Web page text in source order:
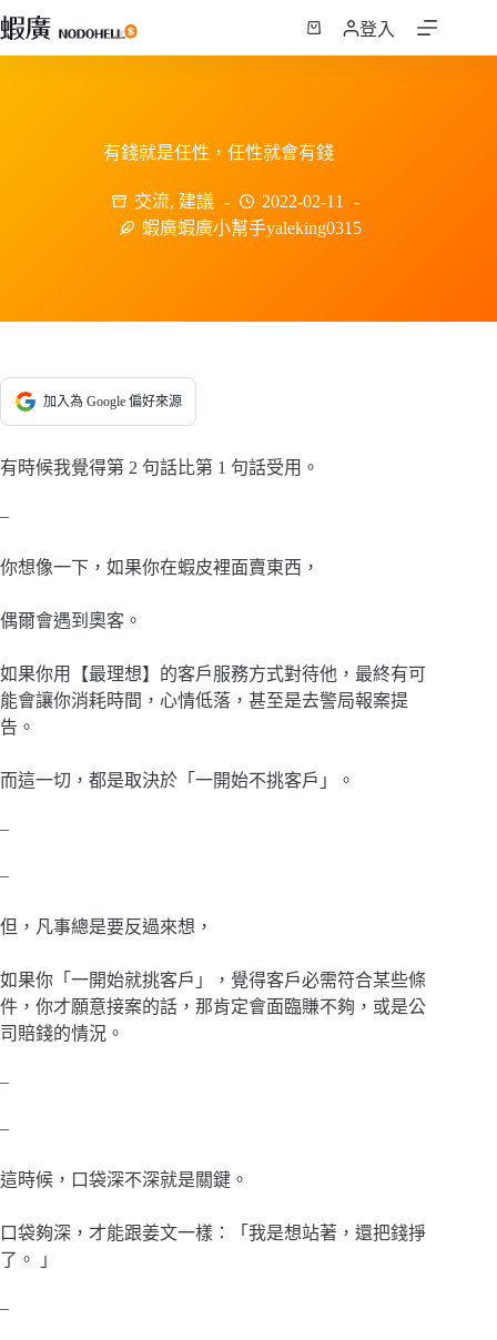
跳
至
登入
有錢就是任性，任性就會有錢
交流, 建議
2022-02-11
蝦廣蝦廣小幫手yaleking0315
加入為 Google 偏好來源
有時候我覺得第 2 句話比第 1 句話受用。
–
你想像一下，如果你在蝦皮裡面賣東西，
偶爾會遇到奧客。
如果你用【最理想】的客戶服務方式對待他，最終有可
能會讓你消耗時間，心情低落，甚至是去警局報案提
告。
而這一切，都是取決於「一開始不挑客戶」。
–
–
但，凡事總是要反過來想，
如果你「一開始就挑客戶」，覺得客戶必需符合某些條
件，你才願意接案的話，那肯定會面臨賺不夠，或是公
司賠錢的情況。
–
–
這時候，口袋深不深就是關鍵。
口袋夠深，才能跟姜文一樣：「我是想站著，還把錢掙
了。 」
–